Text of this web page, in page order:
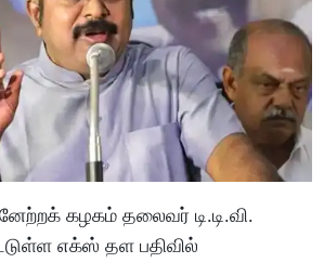
கழகம் தலைவர் டி.டி.வி.
எக்ஸ் தள பதிவில்